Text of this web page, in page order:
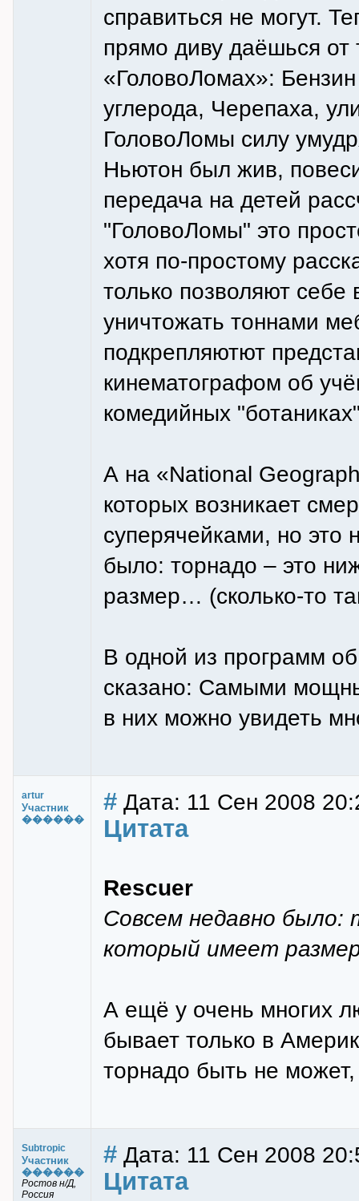
справиться не могут.
прямо диву даёшься от
«ГоловоЛомах»:
углерода, Черепаха,
ГоловоЛомы силу
Ньютон был жив,
передача на детей
"ГоловоЛомы" это
хотя по-простому
только позволяют
уничтожать тоннами
подкрепляютют
кинематографом об
комедийных
А на «National
которых возникает
суперячейками, но это
было: торнадо – это
размер… (сколько-то
В одной из программ
сказано: Самыми
в них можно увидеть
artur
Участник
������
# Дата: 11 Сен 2008
Цитата
Rescuer
Совсем недавно было:
который имеет
А ещё у очень многих
бывает только в
торнадо быть не
Subtropic
Участник
������
Ростов н/Д,
Россия
# Дата: 11 Сен 2008
Цитата